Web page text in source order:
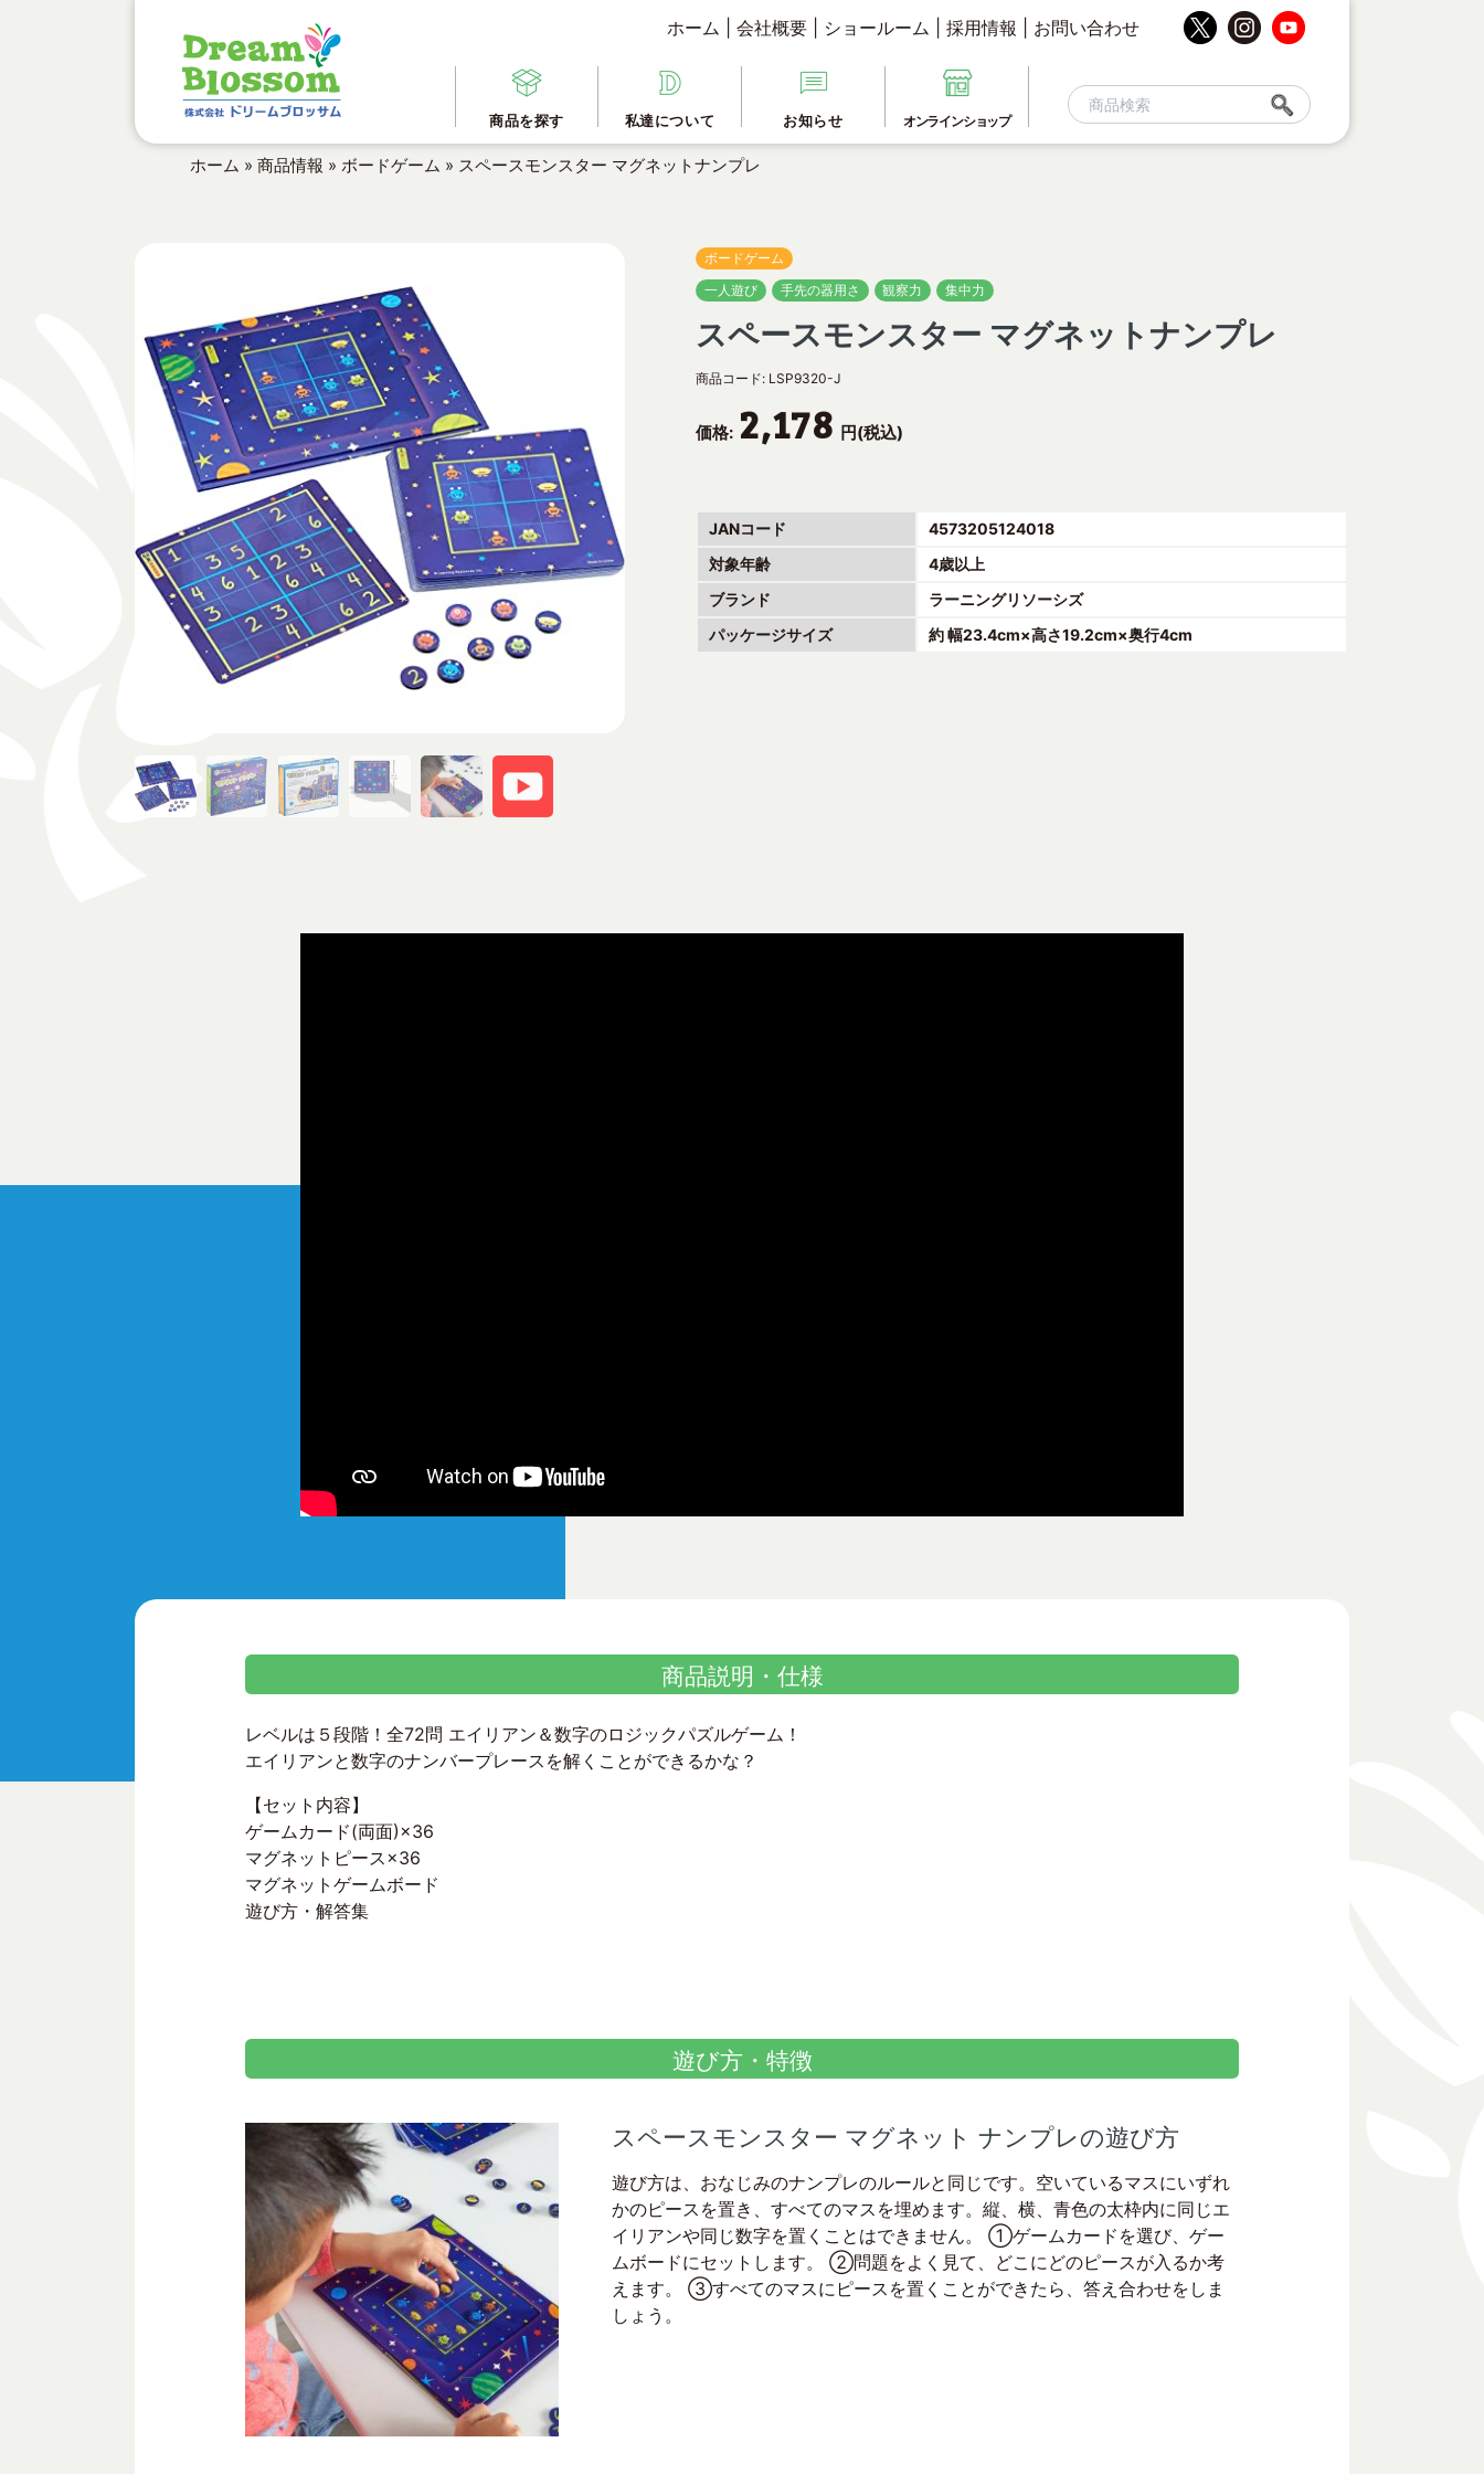
ホーム 会社概要 ショールーム 採用情報 お問い合わせ
商品を探す 私達について お知らせ オンラインショップ
ホーム » 商品情報 » ボードゲーム » スペースモンスター マグネットナンプレ
ボードゲーム
一人遊び
手先の器用さ 観察力 集中力
スペースモンスター マグネットナンプレ
商品コード: LSP9320-J
価格: 2,178 円(税込)
JANコード
4573205124018
対象年齢
4歳以上
ブランド
ラーニングリソーシズ
パッケージサイズ
約 幅23.4cm×高さ19.2cm×奥行4cm
商品説明・仕様
レベルは５段階！全72問 エイリアン＆数字のロジックパズルゲーム！
エイリアンと数字のナンバープレースを解くことができるかな？
【セット内容】
ゲームカード(両面)×36
マグネットピース×36
マグネットゲームボード
遊び方・解答集
遊び方・特徴
スペースモンスター マグネット ナンプレの遊び方
遊び方は、おなじみのナンプレのルールと同じです。空いているマスにいずれ
かのピースを置き、すべてのマスを埋めます。縦、横、青色の太枠内に同じエ
イリアンや同じ数字を置くことはできません。 ①ゲームカードを選び、ゲー
ムボードにセットします。 ②問題をよく見て、どこにどのピースが入るか考
えます。 ③すべてのマスにピースを置くことができたら、答え合わせをしま
しょう。